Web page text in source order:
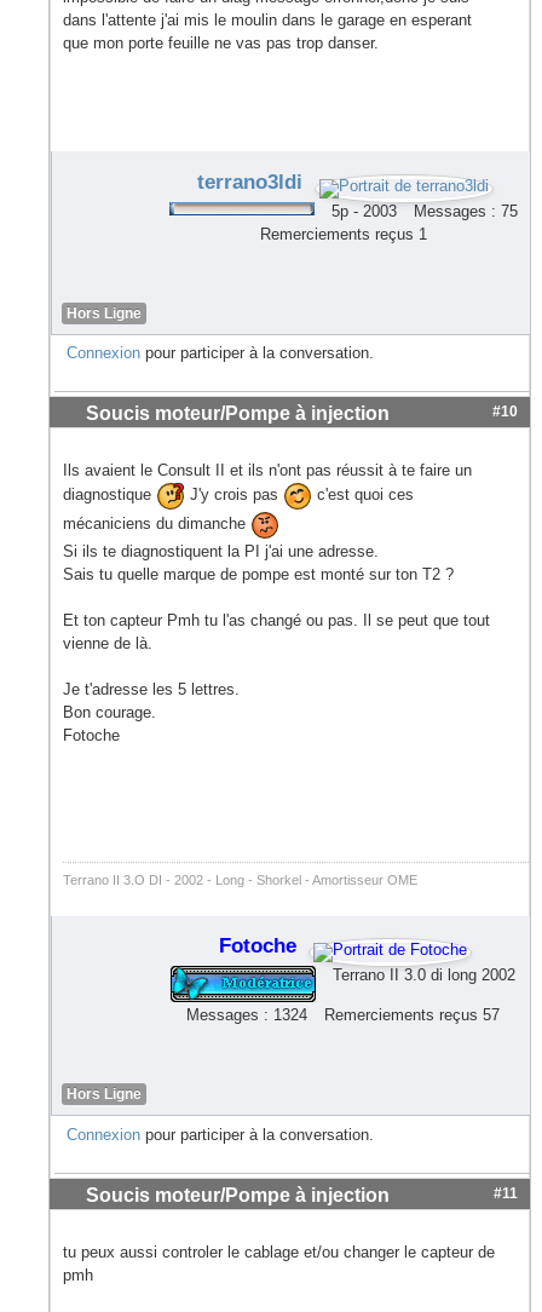
dans l'attente j'ai mis le moulin dans le garage en esperant
que mon porte feuille ne vas pas trop danser.
terrano3ldi
5p - 2003
Messages : 75
Remerciements reçus 1
Hors Ligne
Connexion pour participer à la conversation.
Soucis moteur/Pompe à injection #10
Ils avaient le Consult II et ils n'ont pas réussit à te faire un
diagnostique
J'y crois pas
c'est quoi ces
mécaniciens du dimanche
Si ils te diagnostiquent la PI j'ai une adresse.
Sais tu quelle marque de pompe est monté sur ton T2 ?
Et ton capteur Pmh tu l'as changé ou pas. Il se peut que tout
vienne de là.
Je t'adresse les 5 lettres.
Bon courage.
Fotoche
Terrano II 3.O DI - 2002 - Long - Shorkel - Amortisseur OME
Fotoche
Terrano II 3.0 di long 2002
Messages : 1324 Remerciements reçus 57
Hors Ligne
Connexion pour participer à la conversation.
Soucis moteur/Pompe à injection #11
tu peux aussi controler le cablage et/ou changer le capteur de
pmh